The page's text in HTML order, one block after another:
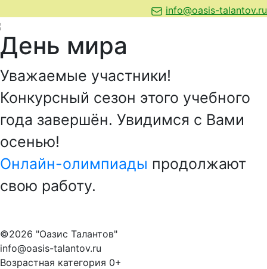
info@oasis-talantov.ru
День мира
Уважаемые участники!
Конкурсный сезон этого учебного
года завершён. Увидимся с Вами
осенью!
Онлайн-олимпиады продолжают
свою работу.
©2026 "Оазис Талантов"
info@oasis-talantov.ru
Возрастная категория 0+